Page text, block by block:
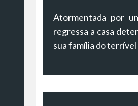
Atormentada por
regressa a casa
sua família do